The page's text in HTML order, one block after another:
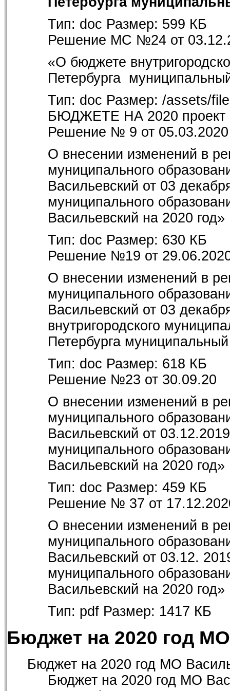
Тип: doc Размер: 599 КБ
Решение МС №24 от
«О бюджете
Петербурга
Тип: doc Размер: /assets/
БЮДЖЕТЕ НА 2020 проект
Решение № 9 от 05.03.2020
О внесении изменений в
муниципального
Васильевский от 03
муниципального
Васильевский на 2020 год»
Тип: doc Размер: 630 КБ
Решение №19 от
О внесении изменений в
муниципального
Васильевский от 03
внутригородского
Петербурга
Тип: doc Размер: 618 КБ
Решение №23 от 30.09.20
О внесении изменений в
муниципального
Васильевский от
муниципального
Васильевский на 2020 год»
Тип: doc Размер: 459 КБ
Решение № 37 от
О внесении изменений в
муниципального
Васильевский от 03.12.
муниципального
Васильевский на 2020 год»
Тип: pdf Размер: 1417 КБ
Бюджет на 2020 год
Бюджет на 2020 год МО
Бюджет на 2020 год МО